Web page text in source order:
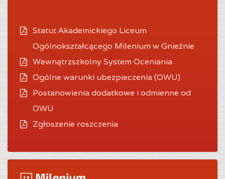
Statut Akademickiego Liceum
Ogólnokształcącego Milenium w Gnieźnie
Wewnątrzszkolny System Oceniania
Ogólne warunki ubezpieczenia (OWU)
Postanowienia dodatkowe i odmienne od
OWU
Zgłoszenie roszczenia